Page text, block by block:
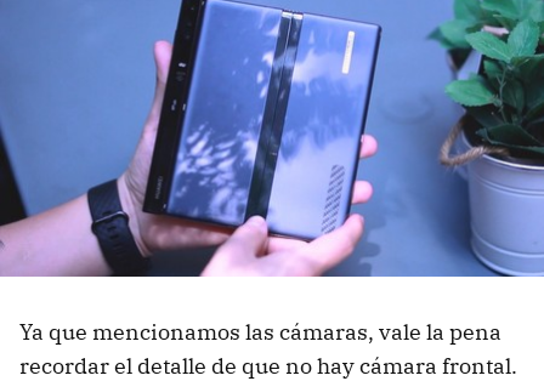
Ya que mencionamos las cámaras, vale la pena
recordar el detalle de que no hay cámara frontal.